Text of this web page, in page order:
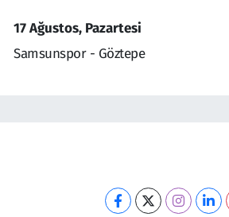
17 Ağustos, Pazartesi
Samsunspor - Göztepe